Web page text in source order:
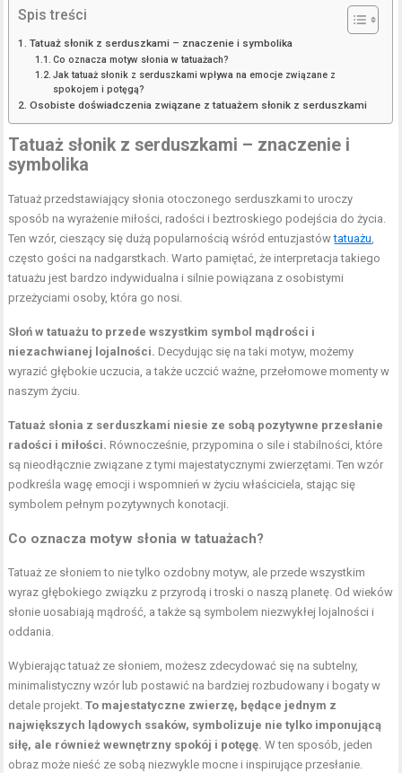
Spis treści
Tatuaż słonik z serduszkami – znaczenie i symbolika
Co oznacza motyw słonia w tatuażach?
Jak tatuaż słonik z serduszkami wpływa na emocje związane z
spokojem i potęgą?
Osobiste doświadczenia związane z tatuażem słonik z serduszkami
Tatuaż słonik z serduszkami – znaczenie i
symbolika
Tatuaż przedstawiający słonia otoczonego serduszkami to uroczy
sposób na wyrażenie miłości, radości i beztroskiego podejścia do życia.
Ten wzór, cieszący się dużą popularnością wśród entuzjastówtatuażu
często gości na nadgarstkach. Warto pamiętać, że interpretacja takiego
tatuażu jest bardzo indywidualna i silnie powiązana z osobistymi
przeżyciami osoby, która go nosi.
Słoń w tatuażu to przede wszystkim symbol mądrości i
niezachwianej lojalności. Decydując się na taki motyw, możemy
wyrazić głębokie uczucia, a także uczcić ważne, przełomowe momenty w
naszym życiu.
Tatuaż słonia z serduszkami niesie ze sobą pozytywne przesłanie
radości i miłości. Równocześnie, przypomina o sile i stabilności, które
są nieodłącznie związane z tymi majestatycznymi zwierzętami. Ten wzór
podkreśla wagę emocji i wspomnień w życiu właściciela, stając się
symbolem pełnym pozytywnych konotacji.
Co oznacza motyw słonia w tatuażach?
Tatuaż ze słoniem to nie tylko ozdobny motyw, ale przede wszystkim
wyraz głębokiego związku z przyrodą i troski o naszą planetę. Od wieków
słonie uosabiają mądrość, a także są symbolem niezwykłej lojalności i
oddania.
Wybierając tatuaż ze słoniem, możesz zdecydować się na subtelny,
minimalistyczny wzór lub postawić na bardziej rozbudowany i bogaty w
detale projekt.To majestatyczne zwierzę, będące jednym z
największych lądowych ssaków, symbolizuje nie tylko imponującą
siłę, ale również wewnętrzny spokój i potęgę. W ten sposób, jeden
obraz może nieść ze sobą niezwykle mocne i inspirujące przesłanie.